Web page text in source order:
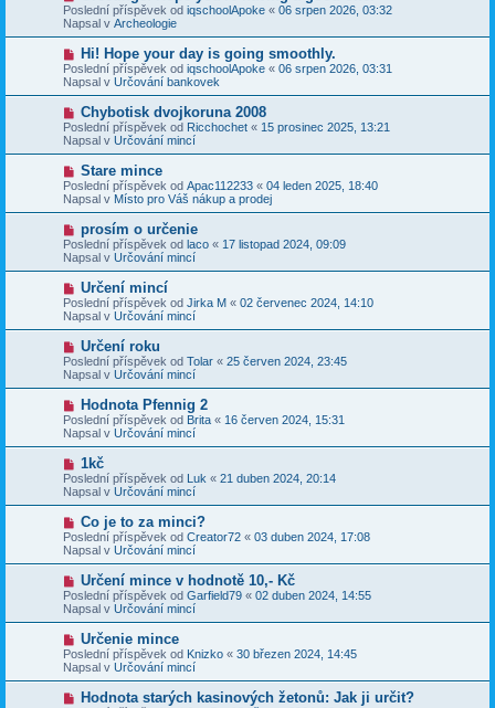
v
e
k
í
s
p
v
e
k
o
v
ý
p
í
s
p
ě
v
e
k
Poslední příspěvek od iqschoolApoke « 06 srpen 2026, 03:32
Napsal v Archeologie
N
o
v
ý
í
s
p
ě
v
e
k
Hi! Hope your day is going smoothly.
Poslední příspěvek od iqschoolApoke « 06 srpen 2026, 03:31
Napsal v Určování bankovek
N
o
v
ý
p
í
s
p
ě
v
e
k
Chybotisk dvojkoruna 2008
Poslední příspěvek od Ricchochet « 15 prosinec 2025, 13:21
Napsal v Určování mincí
N
o
v
ý
í
s
p
ě
v
e
k
Stare mince
Poslední příspěvek od Apac112233 « 04 leden 2025, 18:40
Napsal v Místo pro Váš nákup a prodej
N
o
v
ý
p
í
s
p
ě
v
e
k
prosím o určenie
Poslední příspěvek od laco « 17 listopad 2024, 09:09
Napsal v Určování mincí
N
o
v
ý
p
í
s
p
v
e
k
Určení mincí
Poslední příspěvek od Jirka M « 02 červenec 2024, 14:10
Napsal v Určování mincí
N
o
v
ý
p
í
s
p
ě
v
e
k
Určení roku
Poslední příspěvek od Tolar « 25 červen 2024, 23:45
Napsal v Určování mincí
N
o
v
ý
í
s
p
ě
v
e
k
Hodnota Pfennig 2
Poslední příspěvek od Brita « 16 červen 2024, 15:31
Napsal v Určování mincí
N
o
v
ý
í
s
p
ě
v
e
k
1kč
Poslední příspěvek od Luk « 21 duben 2024, 20:14
Napsal v Určování mincí
N
o
v
ý
p
í
s
p
ě
v
e
k
Co je to za minci?
Poslední příspěvek od Creator72 « 03 duben 2024, 17:08
Napsal v Určování mincí
N
o
v
ý
p
í
s
p
Určení mince v hodnotě 10,- Kč
Poslední příspěvek od Garfield79 « 02 duben 2024, 14:55
Napsal v Určování mincí
N
o
v
ý
p
Určenie mince
Poslední příspěvek od Knizko « 30 březen 2024, 14:45
Napsal v Určování mincí
NHodnota starých kasinových žetonů: Jak ji určit?